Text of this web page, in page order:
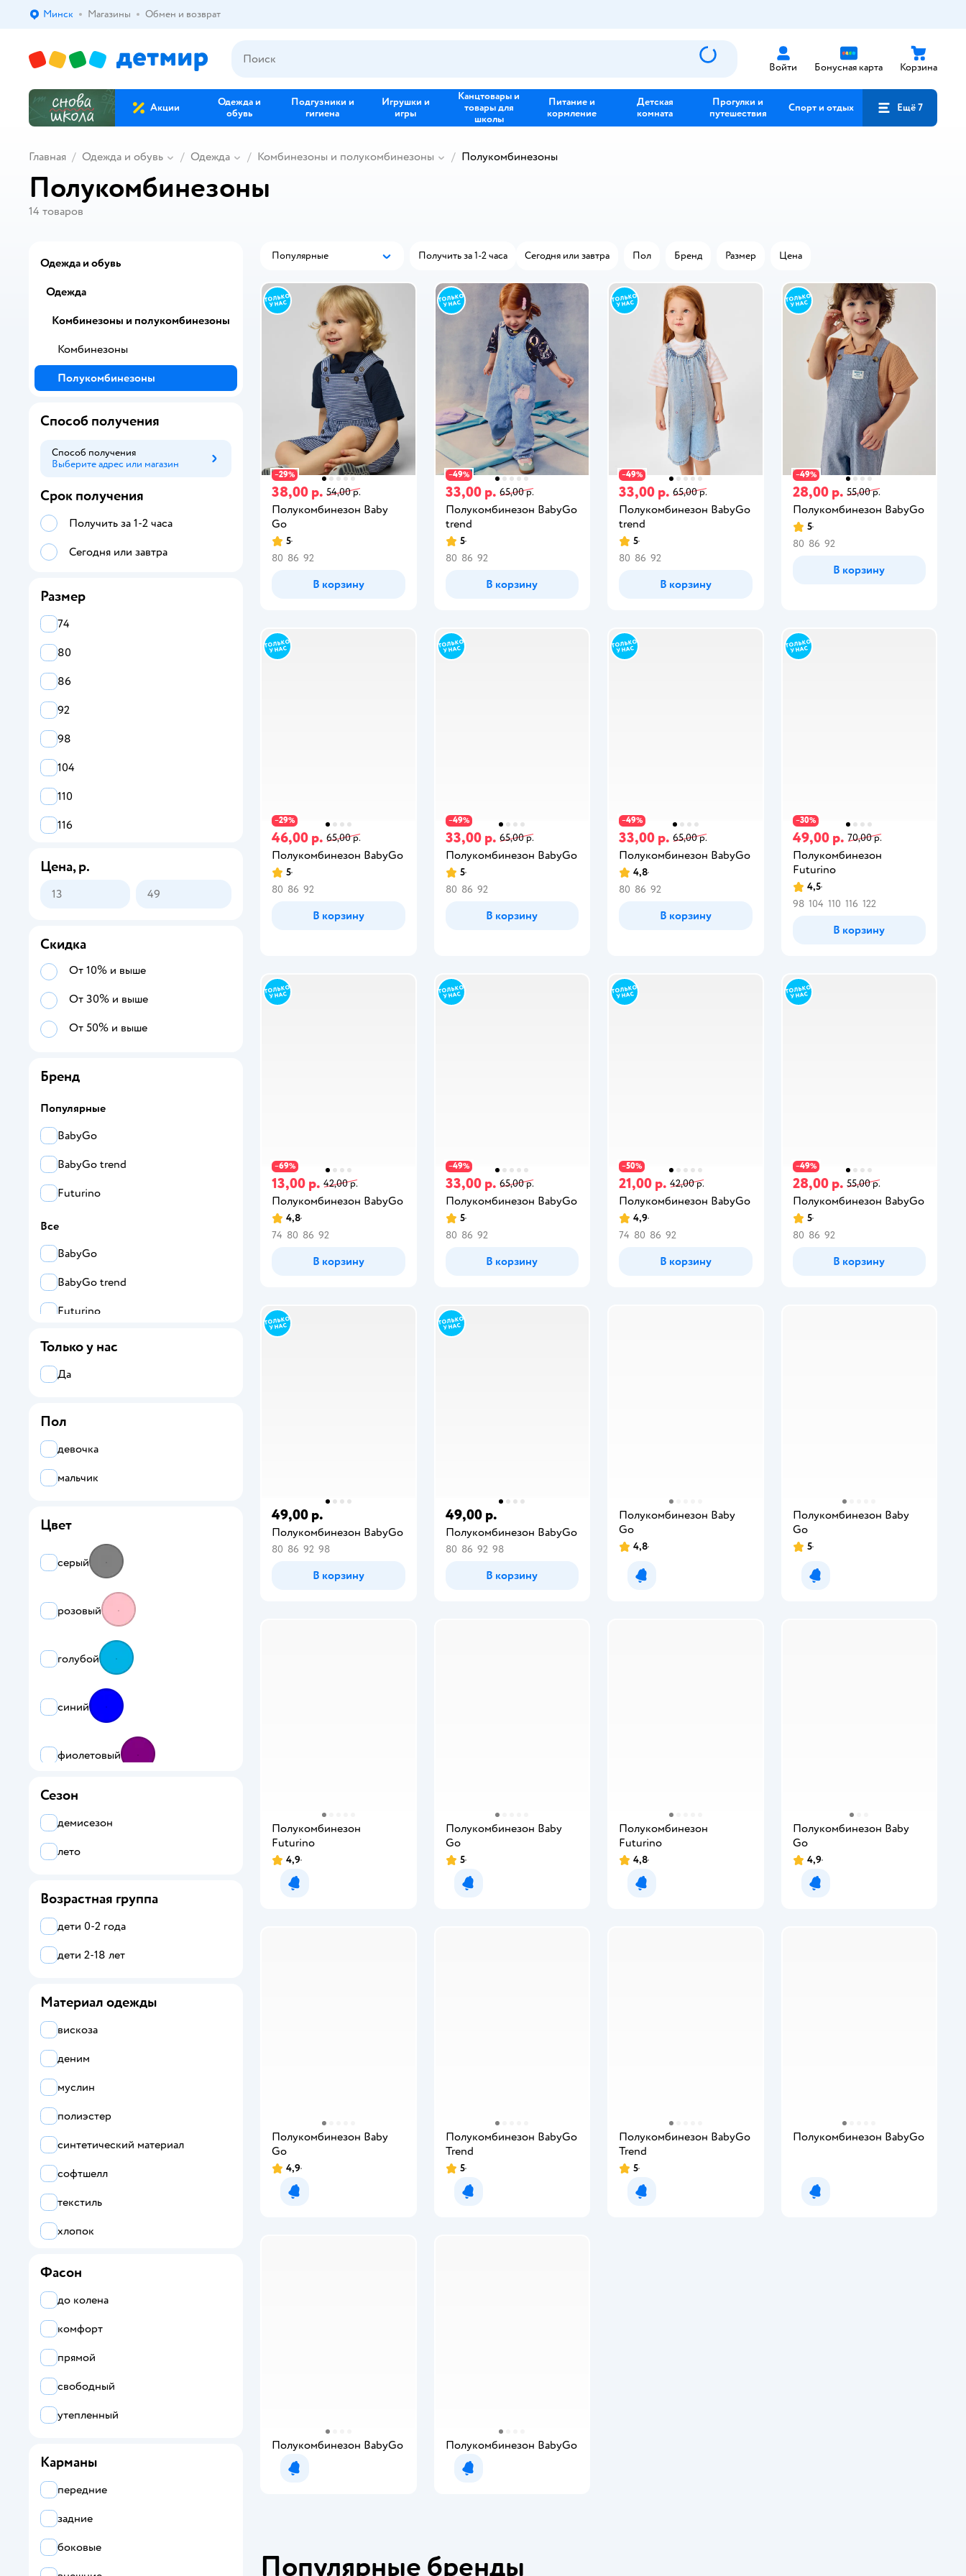
Выбор адреса доставки.
Минск Магазины Обмен и возврат
Войти Бонусная карта Корзина
Акции
Одежда и
обувь
Подгузники и
гигиена
Игрушки и
игры
Канцтовары и
товары для
школы
Питание и
кормление
Детская
комната
Прогулки и
путешествия
Спорт и отдых Ещё 7
Главная Одежда и обувь Одежда Комбинезоны и полукомбинезоны Полукомбинезоны
Полукомбинезоны
14 товаров
Популярные
Популярные Получить за 1-2 часа Сегодня или завтра Пол Бренд Размер Цена
−29%
38,00 р. 54,00 р.
Полукомбинезон Baby
Gо
5
80 86 92
В корзину
−49%
33,00 р. 65,00 р.
Полукомбинезон BabyGo
trend
5
80 86 92
В корзину
−49%
33,00 р. 65,00 р.
Полукомбинезон BabyGo
trend
5
80 86 92
В корзину
−49%
28,00 р. 55,00 р.
Полукомбинезон BabyGo
5
80 86 92
В корзину
−29%
46,00 р. 65,00 р.
Полукомбинезон BabyGo
5
80 86 92
В корзину
−49%
33,00 р. 65,00 р.
Полукомбинезон BabyGo
5
80 86 92
В корзину
−49%
33,00 р. 65,00 р.
Полукомбинезон BabyGo
4,8
80 86 92
В корзину
−30%
49,00 р. 70,00 р.
Полукомбинезон
Futurino
4,5
98 104 110 116 122
В корзину
−69%
13,00 р. 42,00 р.
Полукомбинезон BabyGo
4,8
74 80 86 92
В корзину
−49%
33,00 р. 65,00 р.
Полукомбинезон BabyGo
5
80 86 92
В корзину
−50%
21,00 р. 42,00 р.
Полукомбинезон BabyGo
4,9
74 80 86 92
В корзину
−49%
28,00 р. 55,00 р.
Полукомбинезон BabyGo
5
80 86 92
В корзину
49,00 р.
Полукомбинезон BabyGo
80 86 92 98
В корзину
49,00 р.
Полукомбинезон BabyGo
80 86 92 98
В корзину
Полукомбинезон Baby
Gо
4,8
Уведомить о появлении
Полукомбинезон Baby
Gо
5
Уведомить о появлении
Полукомбинезон
Futurino
4,9
Уведомить о появлении
Полукомбинезон Baby
Gо
5
Уведомить о появлении
Полукомбинезон
Futurino
4,8
Уведомить о появлении
Полукомбинезон Baby
Gо
4,9
Уведомить о появлении
Полукомбинезон Baby
Gо
4,9
Уведомить о появлении
Полукомбинезон BabyGo
Trend
5
Уведомить о появлении
Полукомбинезон BabyGo
Trend
5
Уведомить о появлении
Полукомбинезон BabyGo
Уведомить о появлении
Полукомбинезон BabyGo
Уведомить о появлении
Полукомбинезон BabyGo
Уведомить о появлении
Популярные бренды
Одежда и обувь
Одежда
Комбинезоны и полукомбинезоны
Комбинезоны
Полукомбинезоны
Способ получения
Способ получения
Выберите адрес или магазин
Способ получения
Срок получения
Получить за 1-2 часа
Сегодня или завтра
Размер
74
80
86
92
98
104
110
116
Цена, р.
Скидка
От 10% и выше
От 30% и выше
От 50% и выше
Бренд
Популярные
BabyGo
BabyGo trend
Futurino
Все
BabyGo
BabyGo trend
Futurino
Только у нас
Да
Пол
девочка
мальчик
Цвет
серый
розовый
голубой
синий
фиолетовый
коричневый
бежевый
Сезон
демисезон
лето
Возрастная группа
дети 0-2 года
дети 2-18 лет
Материал одежды
вискоза
деним
муслин
полиэстер
синтетический материал
софтшелл
текстиль
хлопок
Фасон
до колена
комфорт
прямой
свободный
утепленный
Карманы
передние
задние
боковые